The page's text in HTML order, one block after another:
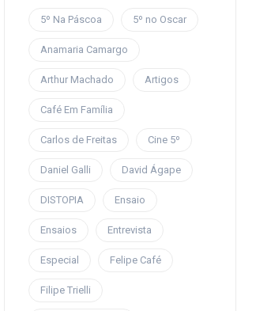
5º Na Páscoa 5º no Oscar
Anamaria Camargo
Arthur Machado Artigos
Café Em Família
Carlos de Freitas Cine 5º
Daniel Galli David Ágape
DISTOPIA Ensaio
Ensaios Entrevista
Especial Felipe Café
Filipe Trielli